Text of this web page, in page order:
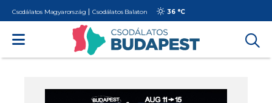
Csodálatos Magyarország Csodálatos Balaton 36 °C